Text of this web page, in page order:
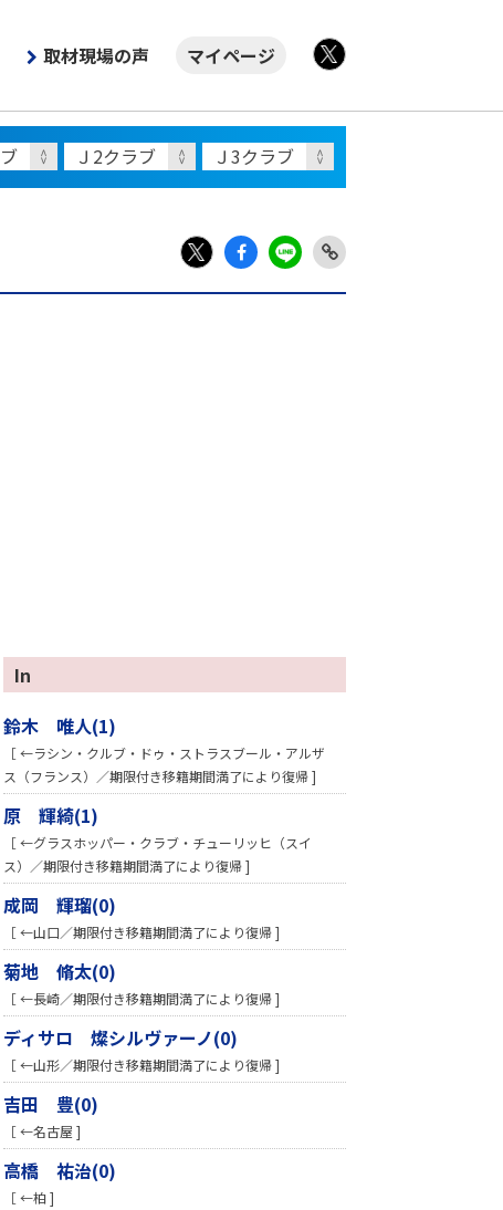
取材現場の声
マイページ
X
Fac LIN Link
In
鈴木 唯人(1)
［ ←ラシン・クルブ・ドゥ・ストラスブール・アルザ
ス（フランス）／期限付き移籍期間満了により復帰 ]
原 輝綺(1)
［ ←グラスホッパー・クラブ・チューリッヒ（スイ
ス）／期限付き移籍期間満了により復帰 ]
成岡 輝瑠(0)
［ ←山口／期限付き移籍期間満了により復帰 ]
菊地 脩太(0)
［ ←長崎／期限付き移籍期間満了により復帰 ]
ディサロ 燦シルヴァーノ(0)
［ ←山形／期限付き移籍期間満了により復帰 ]
吉田 豊(0)
［ ←名古屋 ]
高橋 祐治(0)
［ ←柏 ]